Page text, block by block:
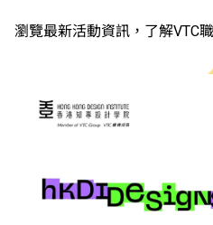
瀏覽最新活動資訊，了解VTC